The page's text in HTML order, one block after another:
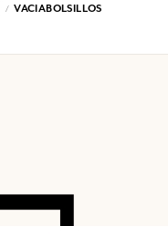
VACIABOLSILLOS